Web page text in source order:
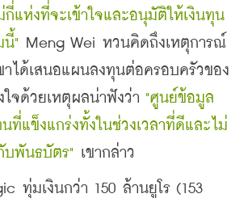
กี่แห่งที่จะเข้าใจและอนุมัติให้เงินทุน
นี้" Meng Wei หวนคิดถึงเหตุการณ์
าได้เสนอแผนลงทุนต่อครอบครัวของ
ใจด้วยเหตุผลน่าฟังว่า "ศูนย์ข้อมูล
ที่แข็งแกร่งทั้งในช่วงเวลาที่ดีและไม่
บพันธบัตร" เขากล่าว
มเงินกว่า 150 ล้านยูโร (153